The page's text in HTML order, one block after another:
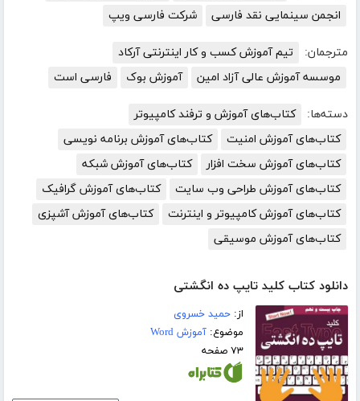
انجمن سینمایی نقد فارسی
شرکت فارسی ویپ
مترجمان:
تیم آموزش کسب و کار اینترنتی آرکاد
موسسه آموزش عالی آزاد امین
آموزش بوک فارسی است
دسته‌ها:
کتاب‌های آموزش و ترفند کامپیوتر
کتاب‌های آموزش امنیت
کتاب‌های آموزش برنامه نویسی
کتاب‌های آموزش سخت افزار
کتاب‌های آموزش شبکه
کتاب‌های آموزش طراحی وب سایت
کتاب‌های آموزش گرافیک
کتاب‌های آموزش کامپیوتر و اینترنت
کتاب‌های آموزش آشپزی
کتاب‌های آموزش موسیقی
دانلود کتاب کلید تایپ ده انگشتی
از:حمید خسروی
موضوع:آموزش Word
۷۳ صفحه